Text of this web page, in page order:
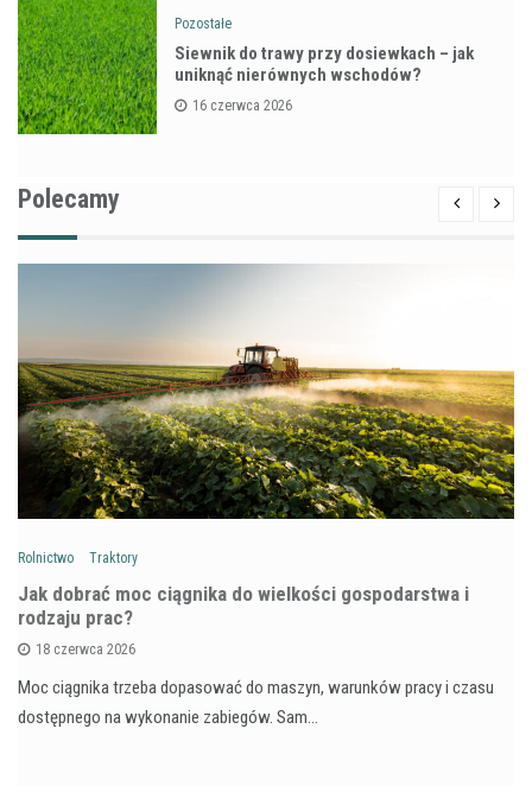
Pozostałe
Siewnik do trawy przy dosiewkach – jak
uniknąć nierównych wschodów?
16 czerwca 2026
Polecamy
Rolnictwo Traktory
Jak dobrać moc ciągnika do wielkości gospodarstwa i
rodzaju prac?
18 czerwca 2026
Moc ciągnika trzeba dopasować do maszyn, warunków pracy i czasu
dostępnego na wykonanie zabiegów. Sam…